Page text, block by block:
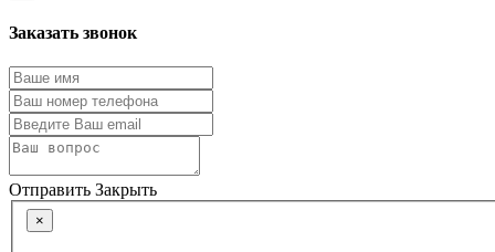
Заказать звонок
Отправить Закрыть
×